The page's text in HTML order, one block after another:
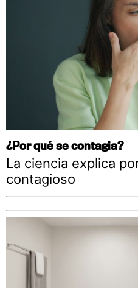
¿Por qué se contagia?
La ciencia explica
contagioso